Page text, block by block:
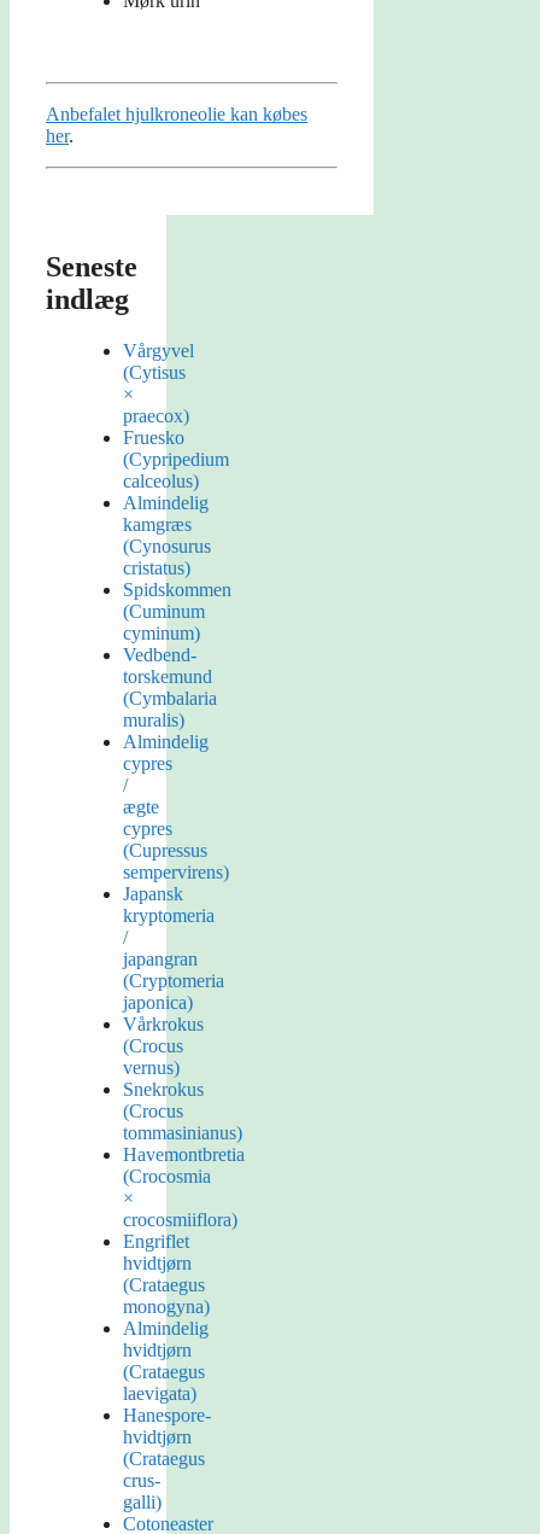
Anbefalet hjulkroneolie kan købes
her.
Seneste
indlæg
Vårgyvel
(Cytisus
×
praecox)
Fruesko
(Cypripedium
calceolus)
Almindelig
kamgræs
(Cynosurus
cristatus)
Spidskommen
(Cuminum
cyminum)
Vedbend-
torskemund
(Cymbalaria
muralis)
Almindelig
cypres
/
ægte
cypres
(Cupressus
sempervirens)
Japansk
kryptomeria
/
japangran
(Cryptomeria
japonica)
Vårkrokus
(Crocus
vernus)
Snekrokus
(Crocus
tommasinianus)
Havemontbretia
(Crocosmia
×
crocosmiiflora)
Engriflet
hvidtjørn
(Crataegus
monogyna)
Almindelig
hvidtjørn
(Crataegus
laevigata)
Hanespore-
hvidtjørn
(Crataegus
crus-
galli)
Cotoneaster